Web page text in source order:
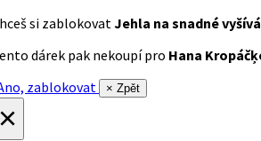
si zablokovatJehla na snadné
dárek pak nekoupí pro Hana
zablokovat
× Zpět